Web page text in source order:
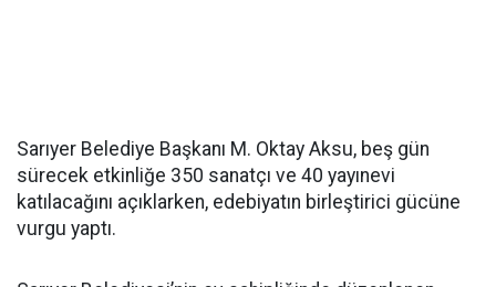
Sarıyer Belediye Başkanı M. Oktay Aksu, beş gün
sürecek etkinliğe 350 sanatçı ve 40 yayınevi
katılacağını açıklarken, edebiyatın birleştirici gücüne
vurgu yaptı.